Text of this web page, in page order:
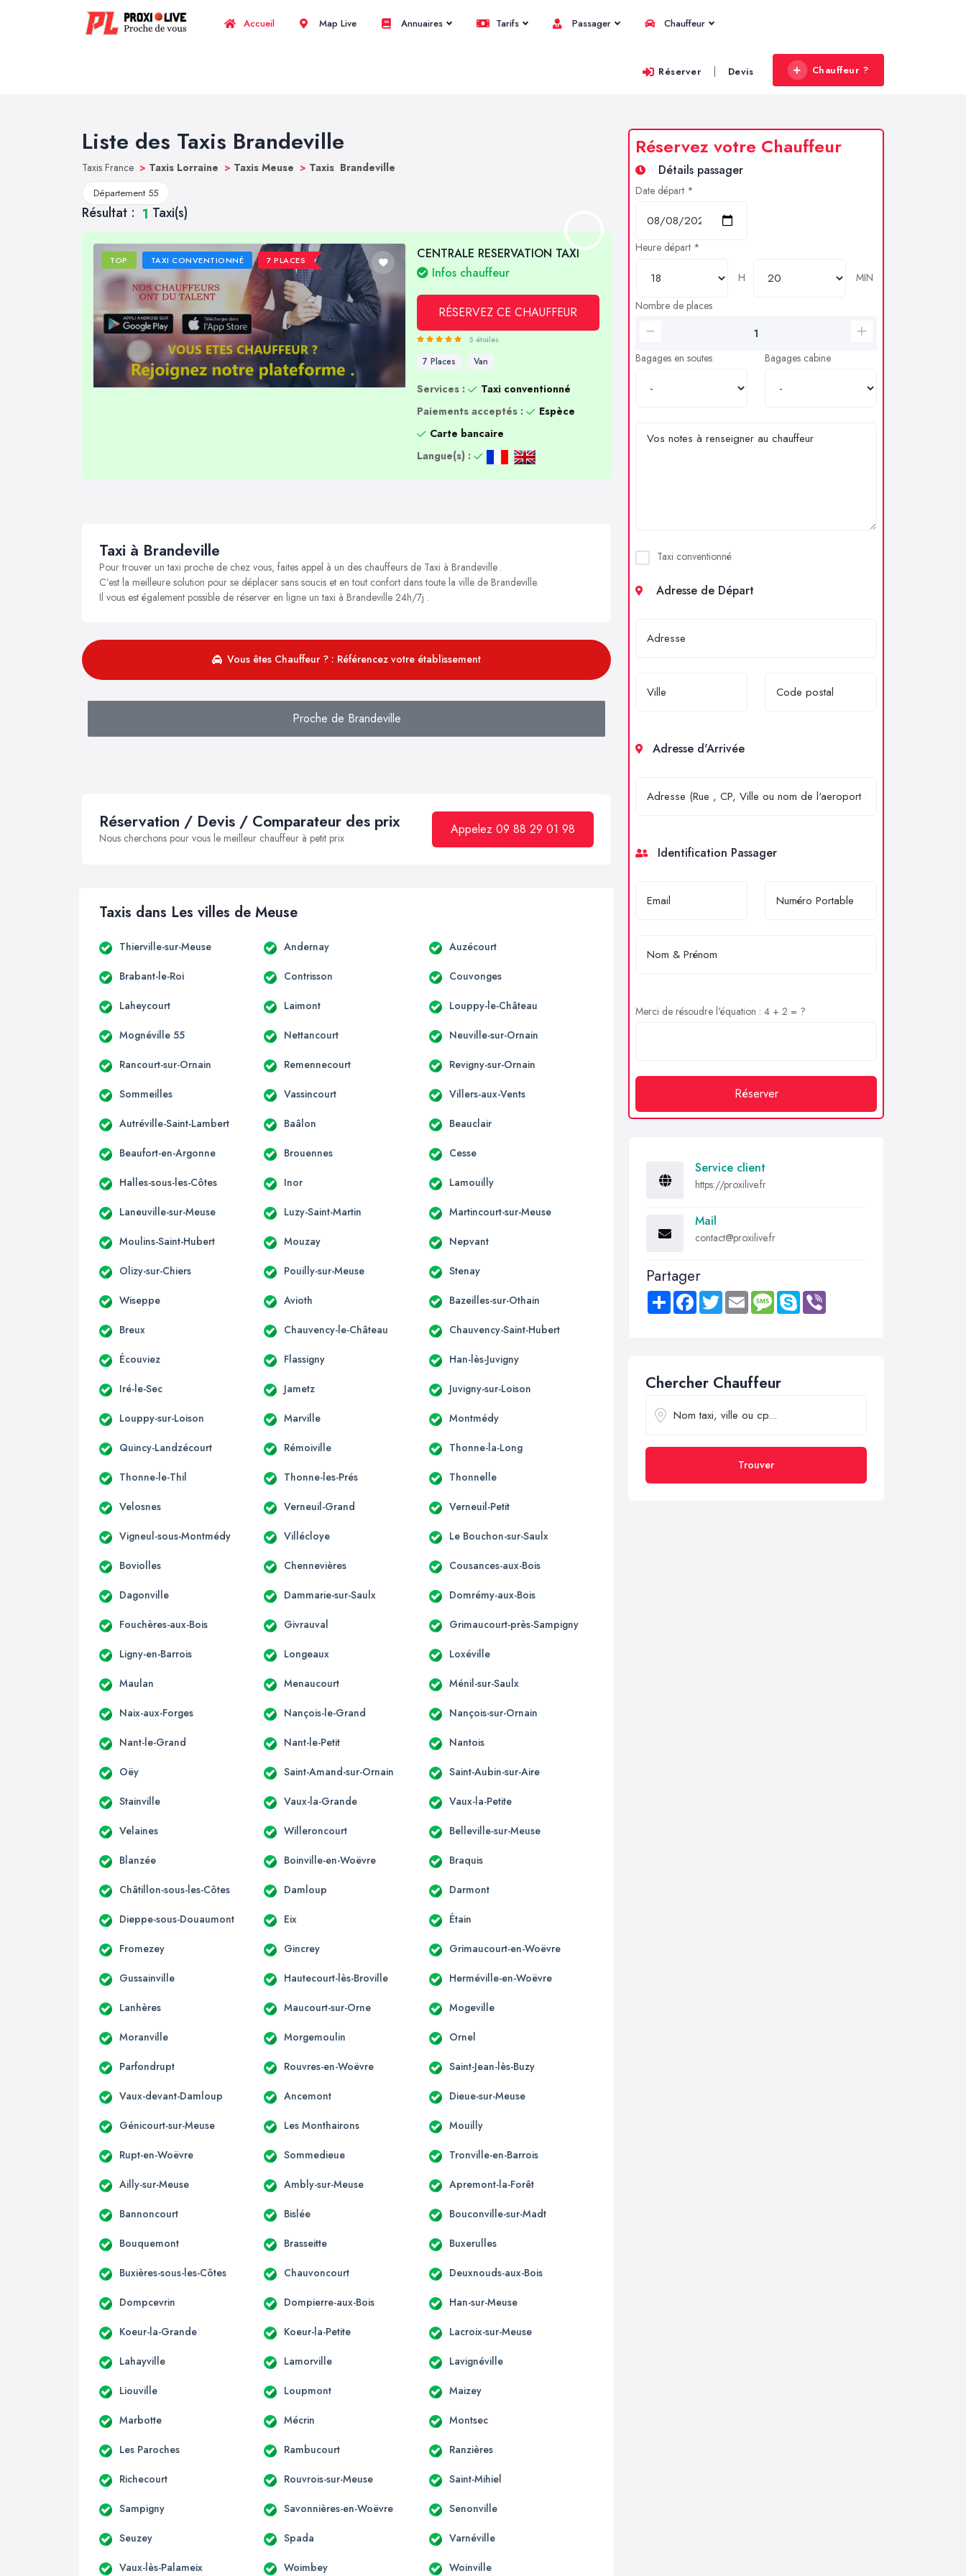
Accueil Map Live Annuaires Tarifs Passager Chauffeur
Réserver | Devis Chauffeur ?
Liste des Taxis Brandeville
Taxis France > Taxis Lorraine > Taxis Meuse > Taxis Brandeville
Département 55
Résultat : 1 Taxi(s)
TOP TAXI CONVENTIONNÉ 7 PLACES
CENTRALE RESERVATION TAXI
Infos chauffeur
RÉSERVEZ CE CHAUFFEUR
5 étoiles
7 Places Van
Services :
Taxi conventionné
Paiements acceptés :
Espèce
Carte bancaire
Langue(s) :
Taxi à Brandeville
Pour trouver un taxi proche de chez vous, faites appel à un des chauffeurs de Taxi à Brandeville .
C’est la meilleure solution pour se déplacer sans soucis et en tout confort dans toute la ville de Brandeville.
Il vous est également possible de réserver en ligne un taxi à Brandeville 24h/7j .
Vous êtes Chauffeur ? : Référencez votre établissement
Proche de Brandeville
Réservation / Devis / Comparateur des prix
Nous cherchons pour vous le meilleur chauffeur à petit prix
Appelez 09 88 29 01 98
Taxis dans Les villes de Meuse
Thierville-sur-Meuse Andernay Auzécourt
Brabant-le-Roi Contrisson Couvonges
Laheycourt Laimont Louppy-le-Château
Mognéville 55 Nettancourt Neuville-sur-Ornain
Rancourt-sur-Ornain Remennecourt Revigny-sur-Ornain
Sommeilles Vassincourt Villers-aux-Vents
Autréville-Saint-Lambert Baâlon Beauclair
Beaufort-en-Argonne Brouennes Cesse
Halles-sous-les-Côtes Inor Lamouilly
Laneuville-sur-Meuse Luzy-Saint-Martin Martincourt-sur-Meuse
Moulins-Saint-Hubert Mouzay Nepvant
Olizy-sur-Chiers Pouilly-sur-Meuse Stenay
Wiseppe Avioth Bazeilles-sur-Othain
Breux Chauvency-le-Château Chauvency-Saint-Hubert
Écouviez Flassigny Han-lès-Juvigny
Iré-le-Sec Jametz Juvigny-sur-Loison
Louppy-sur-Loison Marville Montmédy
Quincy-Landzécourt Rémoiville Thonne-la-Long
Thonne-le-Thil Thonne-les-Prés Thonnelle
Velosnes Verneuil-Grand Verneuil-Petit
Vigneul-sous-Montmédy Villécloye Le Bouchon-sur-Saulx
Boviolles Chennevières Cousances-aux-Bois
Dagonville Dammarie-sur-Saulx Domrémy-aux-Bois
Fouchères-aux-Bois Givrauval Grimaucourt-près-Sampigny
Ligny-en-Barrois Longeaux Loxéville
Maulan Menaucourt Ménil-sur-Saulx
Naix-aux-Forges Nançois-le-Grand Nançois-sur-Ornain
Nant-le-Grand Nant-le-Petit Nantois
Oëy Saint-Amand-sur-Ornain Saint-Aubin-sur-Aire
Stainville Vaux-la-Grande Vaux-la-Petite
Velaines Willeroncourt Belleville-sur-Meuse
Blanzée Boinville-en-Woëvre Braquis
Châtillon-sous-les-Côtes Damloup Darmont
Dieppe-sous-Douaumont Eix Étain
Fromezey Gincrey Grimaucourt-en-Woëvre
Gussainville Hautecourt-lès-Broville Herméville-en-Woëvre
Lanhères Maucourt-sur-Orne Mogeville
Moranville Morgemoulin Ornel
Parfondrupt Rouvres-en-Woëvre Saint-Jean-lès-Buzy
Vaux-devant-Damloup Ancemont Dieue-sur-Meuse
Génicourt-sur-Meuse Les Monthairons Mouilly
Rupt-en-Woëvre Sommedieue Tronville-en-Barrois
Ailly-sur-Meuse Ambly-sur-Meuse Apremont-la-Forêt
Bannoncourt Bislée Bouconville-sur-Madt
Bouquemont Brasseitte Buxerulles
Buxières-sous-les-Côtes Chauvoncourt Deuxnouds-aux-Bois
Dompcevrin Dompierre-aux-Bois Han-sur-Meuse
Koeur-la-Grande Koeur-la-Petite Lacroix-sur-Meuse
Lahayville Lamorville Lavignéville
Liouville Loupmont Maizey
Marbotte Mécrin Montsec
Les Paroches Rambucourt Ranzières
Richecourt Rouvrois-sur-Meuse Saint-Mihiel
Sampigny Savonnières-en-Woëvre Senonville
Seuzey Spada Varnéville
Vaux-lès-Palameix Woimbey Woinville
Réservez votre Chauffeur
Détails passager
Date départ *
Heure départ *
H
MIN
Nombre de places
Bagages en soutes Bagages cabine
Taxi conventionné
Adresse de Départ
Adresse d'Arrivée
Identification Passager
Merci de résoudre l'équation : 4 + 2 = ?
Réserver
Service client
https://proxilive.fr
Mail
contact@proxilive.fr
Partager
Share FacebookTwitter Email MessageSkype
Chercher Chauffeur
Trouver